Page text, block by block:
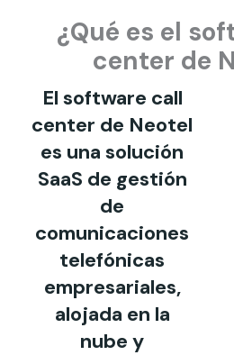
¿Qué es el
center de
El software call
center de Neotel
es una solución
SaaS de gestión
de
comunicaciones
telefónicas
empresariales,
alojada en la
nube y